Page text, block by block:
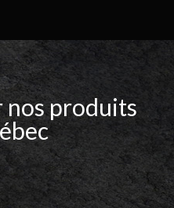
nos produits